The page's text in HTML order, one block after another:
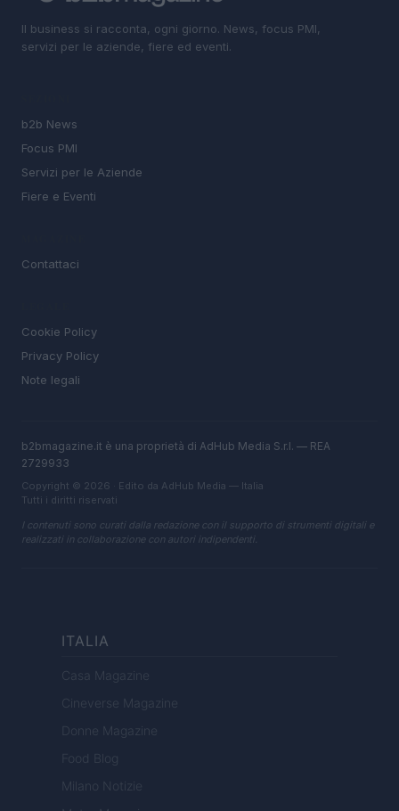
Il business si racconta, ogni giorno. News, focus PMI,
servizi per le aziende, fiere ed eventi.
b2b News
Focus PMI
Servizi per le Aziende
Fiere e Eventi
Contattaci
Cookie Policy
Privacy Policy
Note legali
b2bmagazine.it è una proprietà di AdHub Media S.r.l. — REA
2729933
Copyright © 2026 · Edito da AdHub Media — Italia
Tutti i diritti riservati
I contenuti sono curati dalla redazione con il supporto di strumenti digitali e
realizzati in collaborazione con autori indipendenti.
ITALIA
Casa Magazine
Cineverse Magazine
Donne Magazine
Food Blog
Milano Notizie